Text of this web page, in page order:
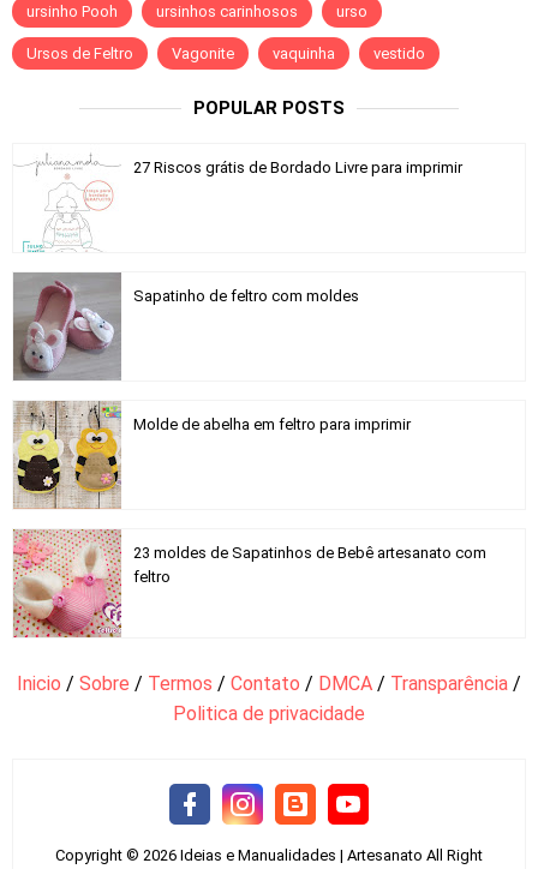
ursinho Pooh ursinhos carinhosos urso
Ursos de Feltro Vagonite vaquinha vestido
POPULAR POSTS
27 Riscos grátis de Bordado Livre para imprimir
Sapatinho de feltro com moldes
Molde de abelha em feltro para imprimir
23 moldes de Sapatinhos de Bebê artesanato com
feltro
Inicio / Sobre / Termos / Contato / DMCA / Transparência /
Politica de privacidade
Copyright © 2026 Ideias e Manualidades | Artesanato All Right